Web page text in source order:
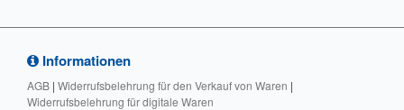
Informationen
AGB | Widerrufsbelehrung für den Verkauf von Waren |
Widerrufsbelehrung für digitale Waren